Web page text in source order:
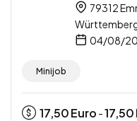
79312
04/08/
Minijob
17,50Euro -17,50